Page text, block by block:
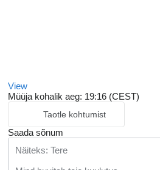
View
Müüja kohalik aeg: 19:16 (CEST)
Taotle kohtumist
Saada sõnum